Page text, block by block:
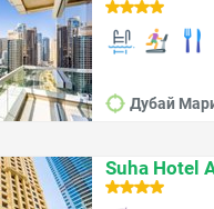
Дубай
Suha Hotel